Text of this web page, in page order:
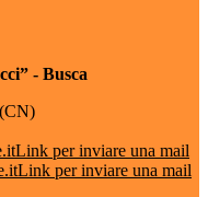
- Busca
Link per inviare una mail
Link per inviare una mail